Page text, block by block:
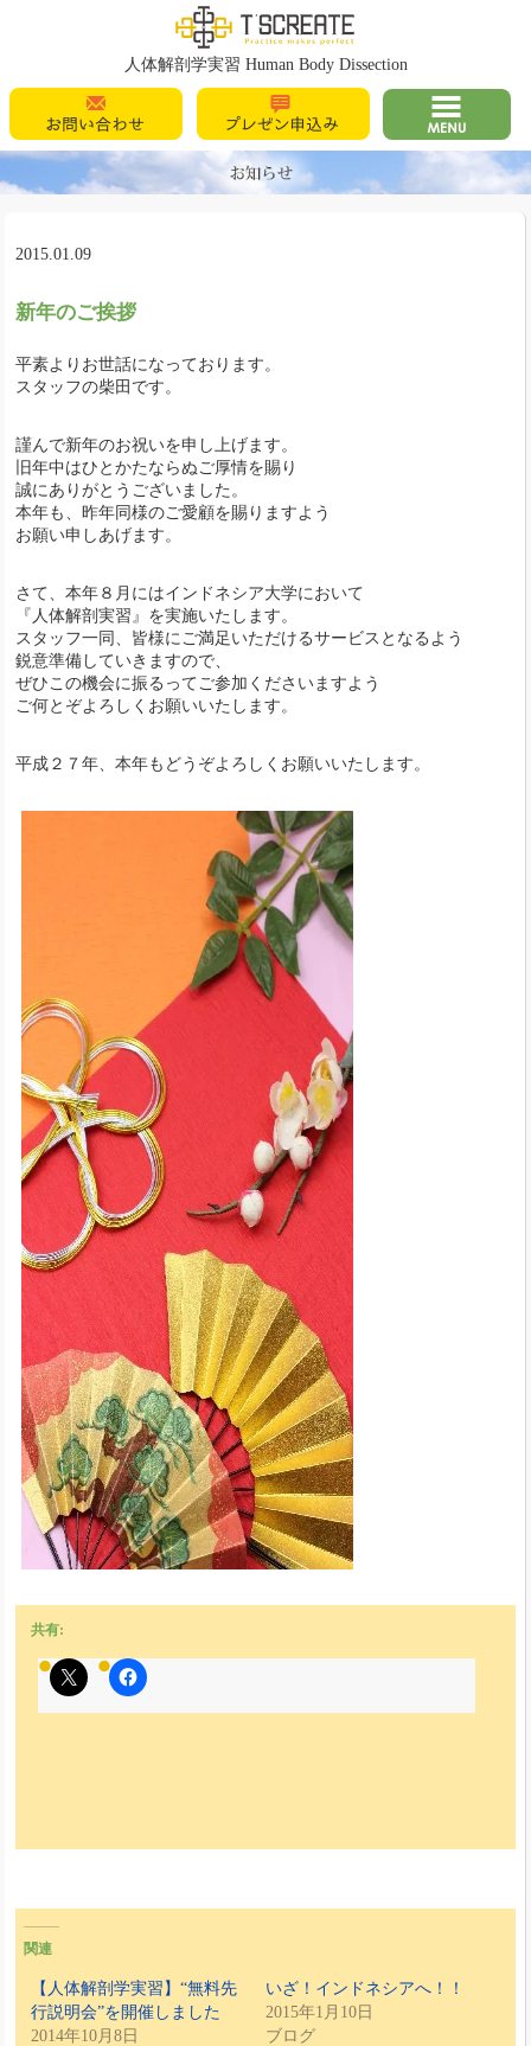
T's Create
人体解剖学実習 Human Body Dissection
お問い合わせ
プレゼン申込
み
MENU
2015.01.09
新年のご挨拶
平素よりお世話になっております。
スタッフの柴田です。
謹んで新年のお祝いを申し上げます。
旧年中はひとかたならぬご厚情を賜り
誠にありがとうございました。
本年も、昨年同様のご愛顧を賜りますよう
お願い申しあげます。
さて、本年８月にはインドネシア大学において
『人体解剖実習』を実施いたします。
スタッフ一同、皆様にご満足いただけるサービスとなるよう
鋭意準備していきますので、
ぜひこの機会に振るってご参加くださいますよう
ご何とぞよろしくお願いいたします。
平成２７年、本年もどうぞよろしくお願いいたします。
共有:
関連
【人体解剖学実習】“無料先
行説明会”を開催しました
2014年10月8日
いざ！インドネシアへ！！
2015年1月10日
ブログ